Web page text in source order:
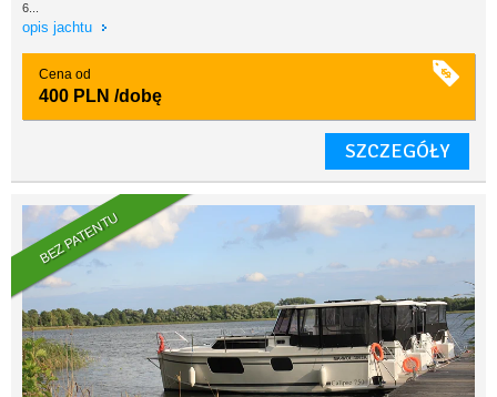
6...
opis jachtu
Cena od
400 PLN /dobę
SZCZEGÓŁY
BEZ PATENTU